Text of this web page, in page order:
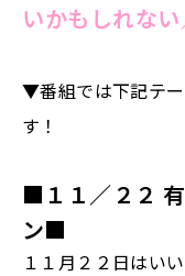
いかもしれない
▼番組では下記テ
す！
■１１ ／２２
ン■
１１月２２日はいい